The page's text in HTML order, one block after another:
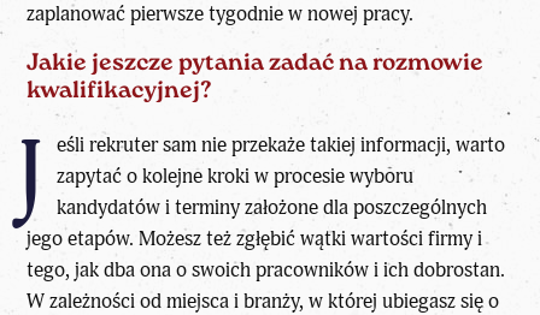
zaplanować pierwsze tygodnie w nowej pracy.
Jakie jeszcze pytania zadać na rozmowie
kwalifikacyjnej?
J
eśli rekruter sam nie przekaże takiej informacji, warto
zapytać o kolejne kroki w procesie wyboru
kandydatów i terminy założone dla poszczególnych
jego etapów. Możesz też zgłębić wątki wartości firmy i
tego, jak dba ona o swoich pracowników i ich dobrostan.
W zależności od miejsca i branży, w której ubiegasz się o